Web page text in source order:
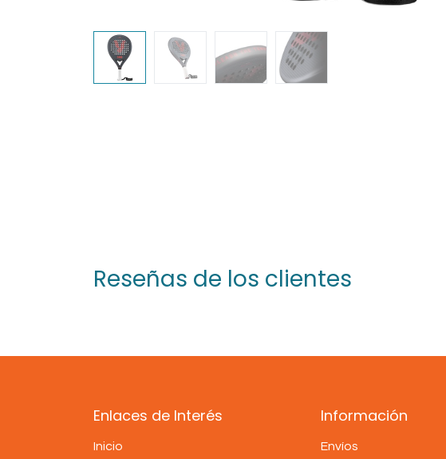
Reseñas de los clientes
Enlaces de Interés
Inicio
Información
Envíos